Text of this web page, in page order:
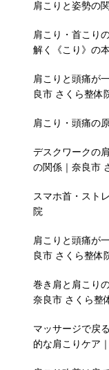
肩こりと姿勢の
肩こり・首こり
解く《こり》の
肩こりと頭痛が
良市 さくら整体
肩こり・頭痛の
デスクワークの
の関係｜奈良市
スマホ首・スト
院
肩こりと頭痛が
良市 さくら整体
巻き肩と肩こり
奈良市 さくら整
マッサージで戻
的な肩こりケア